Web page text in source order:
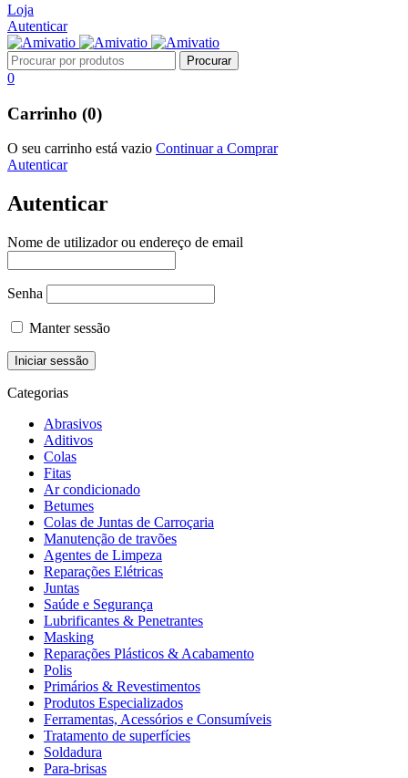
Loja
Autenticar
0
Carrinho (0)
O seu carrinho está vazio Continuar a Comprar
Autenticar
Autenticar
Nome de utilizador ou endereço de email
Senha
Manter sessão
Categorias
Abrasivos
Aditivos
Colas
Fitas
Ar condicionado
Betumes
Colas de Juntas de Carroçaria
Manutenção de travões
Agentes de Limpeza
Reparações Elétricas
Juntas
Saúde e Segurança
Lubrificantes & Penetrantes
Masking
Reparações Plásticos & Acabamento
Polis
Primários & Revestimentos
Produtos Especializados
Ferramentas, Acessórios e Consumíveis
Tratamento de superfícies
Soldadura
Para-brisas